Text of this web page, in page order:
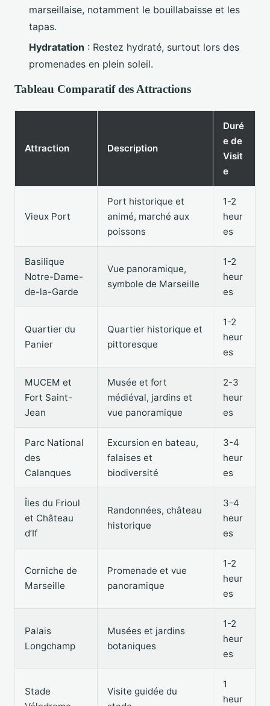
marseillaise, notamment le bouillabaisse et les
tapas.
Hydratation : Restez hydraté, surtout lors des
promenades en plein soleil.
Tableau Comparatif des Attractions
Attraction Description
Duré
e de
Visit
e
Vieux Port
Port historique et
animé, marché aux
poissons
1-2
heur
es
Basilique
Notre-Dame-
de-la-Garde
Vue panoramique,
symbole de Marseille
1-2
heur
es
Quartier du
Panier
Quartier historique et
pittoresque
1-2
heur
es
MUCEM et
Fort Saint-
Jean
Musée et fort
médiéval, jardins et
vue panoramique
2-3
heur
es
Parc National
des
Calanques
Excursion en bateau,
falaises et
biodiversité
3-4
heur
es
Îles du Frioul
et Château
d’If
Randonnées, château
historique
3-4
heur
es
Corniche de
Marseille
Promenade et vue
panoramique
1-2
heur
es
Palais
Longchamp
Musées et jardins
botaniques
1-2
heur
es
Stade
Visite guidée du
1
heur